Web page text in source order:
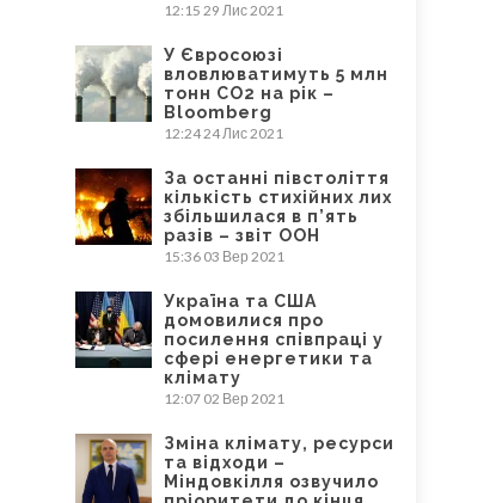
12:15 29 Лис 2021
У Євросоюзі
вловлюватимуть 5 млн
тонн CO2 на рік –
Bloomberg
12:2424 Лис 2021
За останні півстоліття
кількість стихійних лих
збільшилася в п’ять
разів – звіт ООН
15:36 03 Вер 2021
Україна та США
домовилися про
посилення співпраці у
сфері енергетики та
клімату
12:07 02 Вер 2021
Зміна клімату, ресурси
та відходи –
Міндовкілля озвучило